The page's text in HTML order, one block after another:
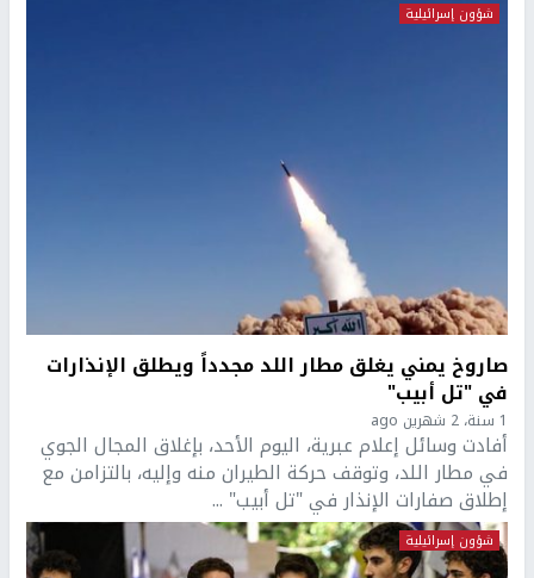
شؤون إسرائيلية
صاروخ يمني يغلق مطار اللد مجدداً ويطلق الإنذارات
في "تل أبيب"
1 سنة، 2 شهرين ago
أفادت وسائل إعلام عبرية، اليوم الأحد، بإغلاق المجال الجوي
في مطار اللد، وتوقف حركة الطيران منه وإليه، بالتزامن مع
إطلاق صفارات الإنذار في "تل أبيب" ...
شؤون إسرائيلية